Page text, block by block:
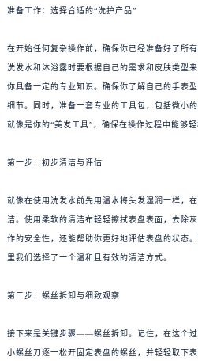
准备工作：选择合适的“洗护产品”
在开始任何复杂操作前，确保你已经准备好了所
洗发水和沐浴露时要根据自己的需求和皮肤类型
你具备一定的专业知识。确保你了解自己的手表
细节。同时，准备一套专业的工具包，包括微小
就像是你的“美发工具”，确保在操作过程中能够轻
第一步：初步清洁与评估
就像在使用洗发水前先用温水将头发湿润一样，
洁。使用柔软的清洁布轻轻擦拭表盘表面，去除
作的安全性，还能帮助你更好地评估表盘的状态
里我们选择了一个温和且有效的清洁方式。
第二步：螺丝拆卸与细致观察
接下来是关键步骤——螺丝拆卸。记住，在这个
小螺丝刀逐一松开固定表盘的螺丝，并轻轻取下